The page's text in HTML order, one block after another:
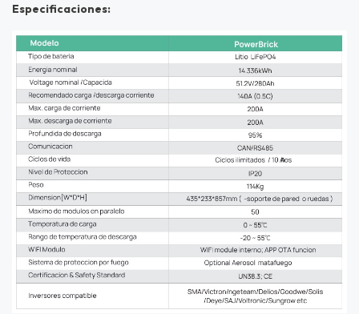
Especificaciones: